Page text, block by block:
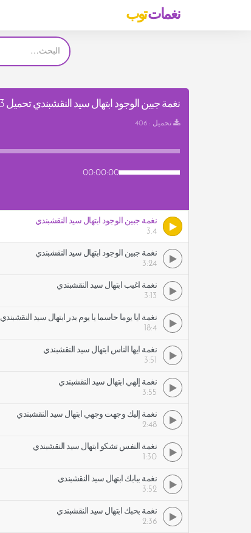
نغماتتوب
نغمة جبين الوجود ابتهال سيد النقشبندي تحميل Mp3
تحميل : 406
00:00:00
نغمة جبين الوجود ابتهال سيد النقشبندي
3.4
نغمة جبين الوجود ابتهال سيد النقشبندي
3:24
نغمة أغيب ابتهال سيد النقشبندي
3:13
نغمة أيا يوما حاسما يا يوم بدر ابتهال سيد النقشبندي
18:4
نغمة أيها الناس ابتهال سيد النقشبندي
3:51
نغمة إلهي ابتهال سيد النقشبندي
3:55
نغمة إليك وجهت وجهي ابتهال سيد النقشبندي
2:48
نغمة النفس تشكو ابتهال سيد النقشبندي
1:30
نغمة ببابك ابتهال سيد النقشبندي
3:52
نغمة بحبك ابتهال سيد النقشبندي
2:36